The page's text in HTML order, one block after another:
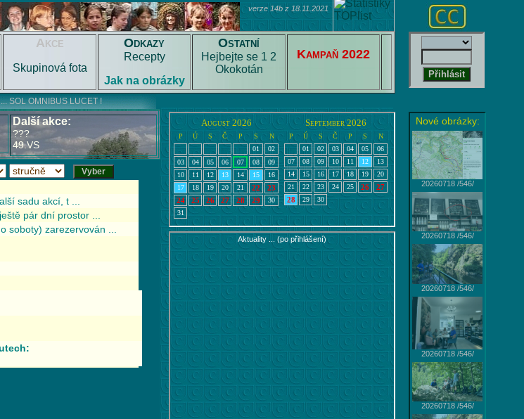
Nové obrázky:
20260718 /546/
20260718 /546/
20260718 /546/
20260718 /546/
20260718 /546/
verze 14b z 18.11.2021
Akce
Skupinová fota
Odkazy
Recepty
Jak na obrázky
Ostatní
Hejbejte se 1 2
Okokotán
Kampaň 2022
Další akce:
???
49.VS